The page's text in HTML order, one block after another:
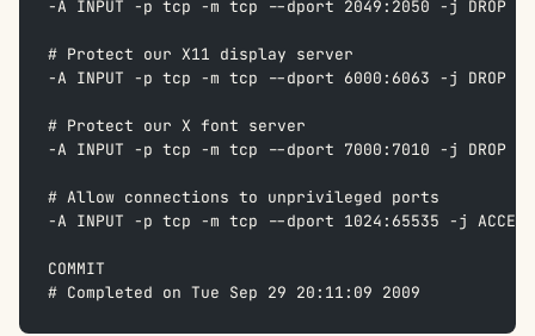
-A INPUT -p tcp -m tcp --dport 2049:2050 -j DROP
# Protect our X11 display server
-A INPUT -p tcp -m tcp --dport 6000:6063 -j DROP
# Protect our X font server
-A INPUT -p tcp -m tcp --dport 7000:7010 -j DROP
# Allow connections to unprivileged ports
-A INPUT -p tcp -m tcp --dport 1024:65535 -j
COMMIT
# Completed on Tue Sep 29 20:11:09 2009